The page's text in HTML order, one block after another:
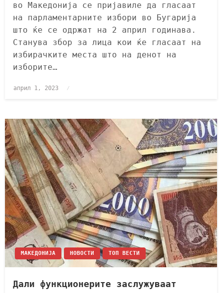
во Македонија се пријавиле да гласаат
на парламентарните избори во Бугарија
што ќе се одржат на 2 април годинава.
Станува збор за лица кои ќе гласаат на
избирачките места што на денот на
изборите…
април 1, 2023
МАКЕДОНИЈА НОВОСТИ ТОП ВЕСТИ
Дали функционерите заслужуваат